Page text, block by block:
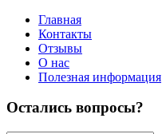
Главная
Контакты
Отзывы
О нас
Полезная информация
Остались вопросы?